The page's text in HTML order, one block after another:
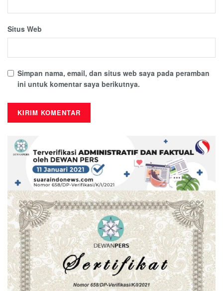
Situs Web
Simpan nama, email, dan situs web saya pada peramban
ini untuk komentar saya berikutnya.